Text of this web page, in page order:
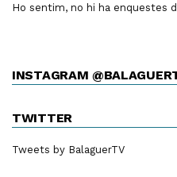
Ho sentim, no hi ha enquestes
INSTAGRAM
TWITTER
Tweets by BalaguerTV